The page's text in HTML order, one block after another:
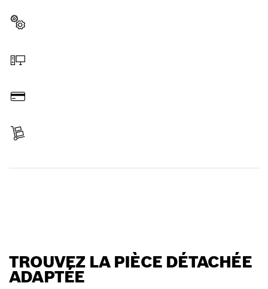
TROUVEZ LA PIÈCE DÉTACHÉE
ADAPTÉE